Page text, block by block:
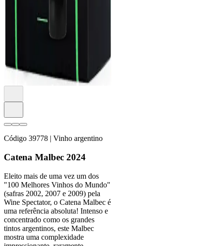
Tinto, Cabernet Sauvignon,
Cabernet Franc, Petit Verdot
R$ 210,15
Código 39778 | Vinho argentino
Catena Malbec 2024
Eleito mais de uma vez um dos
"100 Melhores Vinhos do Mundo"
(safras 2002, 2007 e 2009) pela
Wine Spectator, o Catena Malbec é
uma referência absoluta! Intenso e
concentrado como os grandes
tintos argentinos, este Malbec
mostra uma complexidade